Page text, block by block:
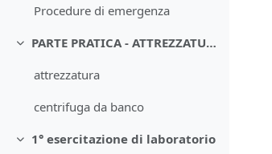
Procedure di emergenza
Minimizza
PARTE PRATICA - ATTREZZATURA LABORATORIO
attrezzatura
centrifuga da banco
Minimizza
1° esercitazione di laboratorio